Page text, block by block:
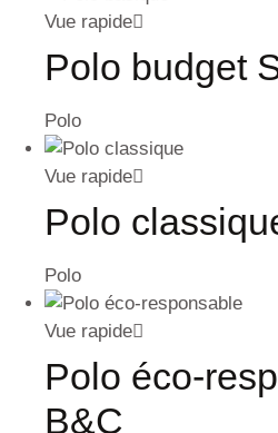
Vue rapide
Polo budget
Polo
Vue rapide
Polo
Polo
Vue rapide
Polo éco-
B&C